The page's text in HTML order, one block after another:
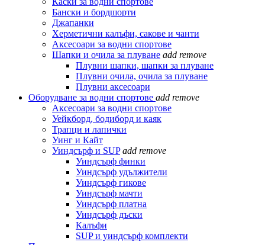
Бански и бордшорти
Джапанки
Херметични калъфи, сакове и чанти
Аксесоари за водни спортове
Шапки и очила за плуване add remove
Плувни шапки, шапки за плуване
Плувни очила, очила за плуване
Плувни аксесоари
Оборудване за водни спортове add remove
Аксесоари за водни спортове
Уейкборд, бодиборд и каяк
Трапци и лапички
Уинг и Кайт
Уиндсърф и SUP add remove
Уиндсърф финки
Уиндсърф удължители
Уиндсърф гикове
Уиндсърф мачти
Уиндсърф платна
Уиндсърф дъски
Калъфи
SUP и уиндсърф комплекти